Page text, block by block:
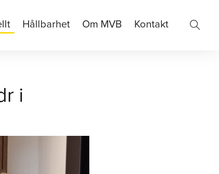
Hållbarhet Om MVB Kontakt
i